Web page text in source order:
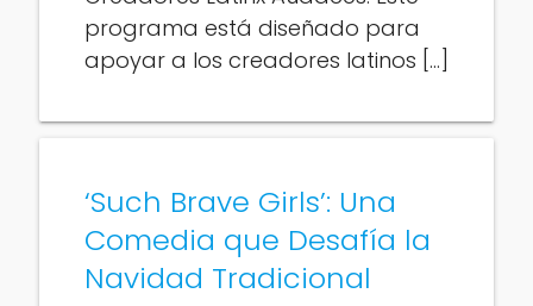
programa está diseñado para
apoyar a los creadores latinos […]
‘Such Brave Girls’: Una
Comedia que Desafía la
Navidad Tradicional